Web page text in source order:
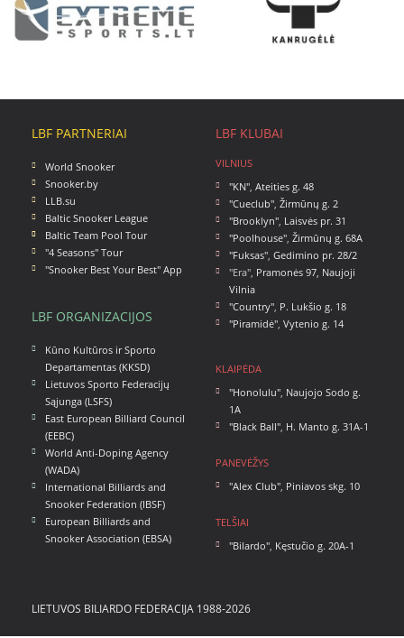
LBF PARTNERIAI
World Snooker
Snooker.by
LLB.su
Baltic Snooker League
Baltic Team Pool Tour
"4 Seasons" Tour
"Snooker Best Your Best" App
LBF ORGANIZACIJOS
Kūno Kultūros ir Sporto
Departamentas (KKSD)
Lietuvos Sporto Federacijų
Sąjunga (LSFS)
East European Billiard Council
(EEBC)
World Anti-Doping Agency
(WADA)
International Billiards and
Snooker Federation (IBSF)
European Billiards and
Snooker Association (EBSA)
LBF KLUBAI
VILNIUS
"KN", Ateities g. 48
"Cueclub", Žirmūnų g. 2
"Brooklyn", Laisvės pr. 31
"Poolhouse", Žirmūnų g. 68A
"Fuksas", Gedimino pr. 28/2
"Era", Pramonės 97, Naujoji
Vilnia
"Country", P. Lukšio g. 18
"Piramidė", Vytenio g. 14
KLAIPĖDA
"Honolulu", Naujojo Sodo g.
1A
"Black Ball", H. Manto g. 31A-1
PANEVĖŽYS
"Alex Club", Piniavos skg. 10
TELŠIAI
"Bilardo", Kęstučio g. 20A-1
LIETUVOS BILIARDO FEDERACIJA 1988-2026